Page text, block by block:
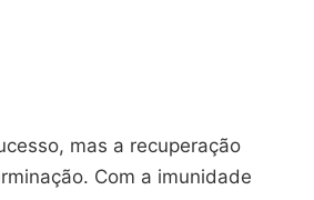
mas a recuperação
Com a imunidade